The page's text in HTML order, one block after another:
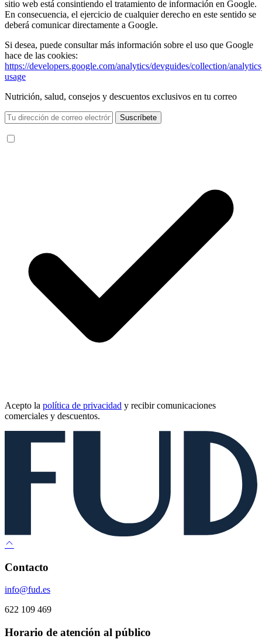
sitio web está consintiendo el tratamiento de información en Google.
En consecuencia, el ejercicio de cualquier derecho en este sentido se
deberá comunicar directamente a Google.
Si desea, puede consultar más información sobre el uso que Google
hace de las cookies:
https://developers.google.com/analytics/devguides/collection/
usage
Nutrición, salud, consejos y descuentos exclusivos en tu correo
Suscríbete
Acepto la política de privacidad y recibir comunicaciones
comerciales y descuentos.
Contacto
info@fud.es
622 109 469
Horario de atención al público